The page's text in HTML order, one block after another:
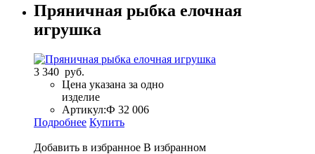
Пряничная рыбка елочная
игрушка
3 340 руб.
Цена указана за одно
изделие
Артикул:Ф 32 006
Подробнее Купить
Добавить в избранное В избранном